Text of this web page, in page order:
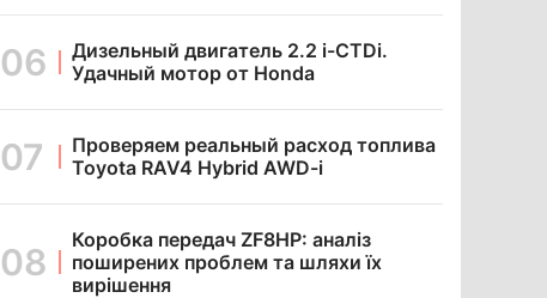
Дизельный двигатель 2.2 i-CTDi.
Удачный мотор от Honda
Проверяем реальный расход топлива
Toyota RAV4 Hybrid AWD-i
Коробка передач ZF8HP: аналіз
поширених проблем та шляхи їх
вирішення